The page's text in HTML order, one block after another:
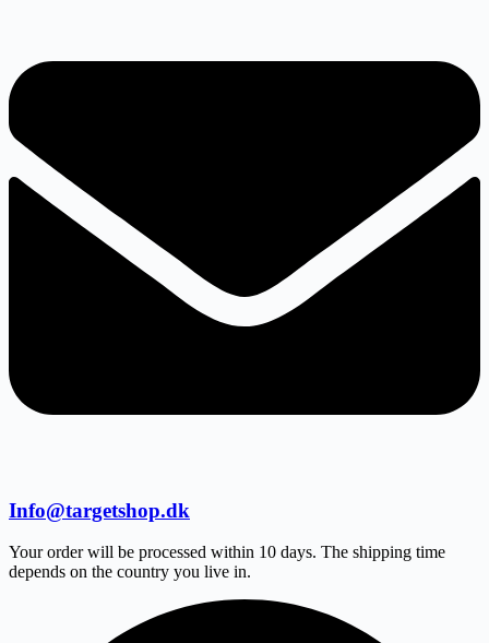
Info@targetshop.dk
Your order will be processed within 10 days. The shipping time
depends on the country you live in.